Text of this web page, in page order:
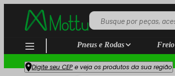
Pneus e Rodas Freio
Digite seu CEP e veja os produtos da sua região